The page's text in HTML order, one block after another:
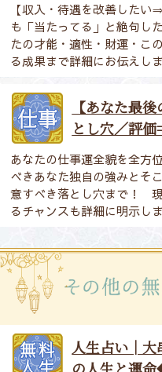
【収入・待遇を改善した
も「当たってる」と絶句し
たの才能・適性・財運・こ
る成果まで詳細にお伝えしま
【あなた最
とし穴／評
あなたの仕事運全貌を全方
べきあなた独自の強みとそ
意すべき落とし穴まで！
るチャンスも詳細に明示しま
人生占い│大